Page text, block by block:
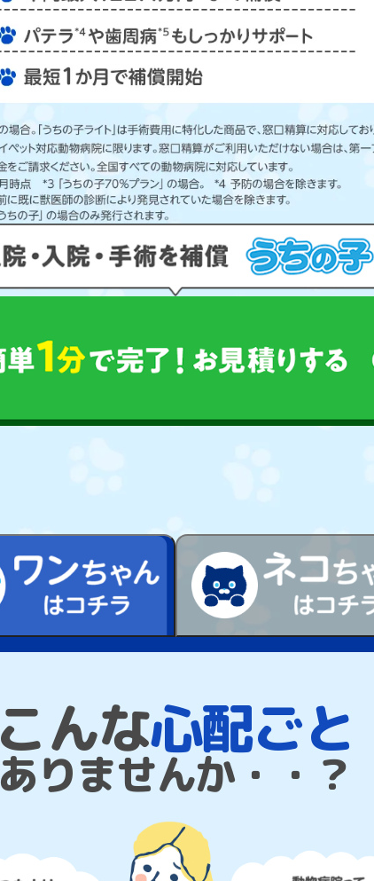
こんな心配ごと
ありませんか・・？